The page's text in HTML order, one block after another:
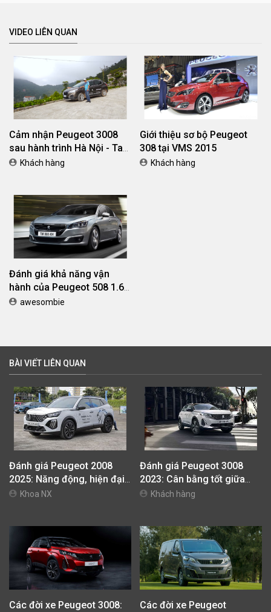
VIDEO LIÊN QUAN
Cảm nhận Peugeot 3008
sau hành trình Hà Nội - Tam
Đảo, Vĩnh Phúc
Khách hàng
Giới thiệu sơ bộ Peugeot
308 tại VMS 2015
Khách hàng
Đánh giá khả năng vận
hành của Peugeot 508 1.6
2015awesombie
BÀI VIẾT LIÊN QUAN
Đánh giá Peugeot 2008
2025: Năng động, hiện đại,
mạnh mẽ và thu hút khách
Khoa NX
Đánh giá Peugeot 3008
2023: Cân bằng tốt giữa
thiết kế - động cơ và trang
Khách hàng
Các đời xe Peugeot 3008:
Các đời xe Peugeot